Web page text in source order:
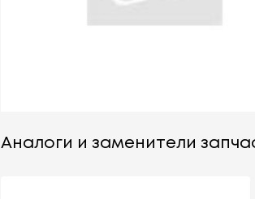
Аналоги и заменители